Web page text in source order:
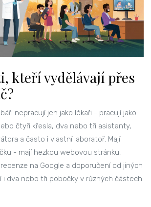
kteří vydělávají přes
nepracují jen jako lékaři - pracují jako
čtyři křesla, dva nebo tři asistenty,
a často i vlastní laboratoř. Mají
- mají hezkou webovou stránku,
na Google a doporučení od jiných
i dva nebo tři pobočky v různých částech